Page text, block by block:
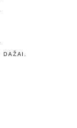
DAŽAI ,